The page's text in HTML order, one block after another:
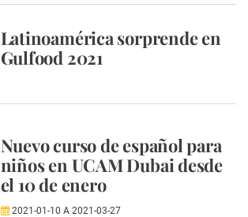
Latinoamérica sorprende en
Gulfood 2021
Nuevo curso de español para
niños en UCAM Dubai desde
el 10 de enero
2021-01-10 A 2021-03-27